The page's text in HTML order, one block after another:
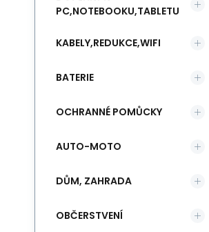
PC,NOTEBOOKU,TABLETU
KABELY,REDUKCE,WIFI
BATERIE
OCHRANNÉ POMŮCKY
AUTO-MOTO
DŮM, ZAHRADA
OBČERSTVENÍ